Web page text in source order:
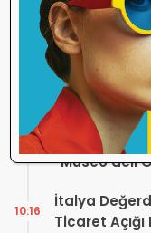
İlginizi
700 Yıllık
“Museo
16:40
İtalya
Ticaret
10:16